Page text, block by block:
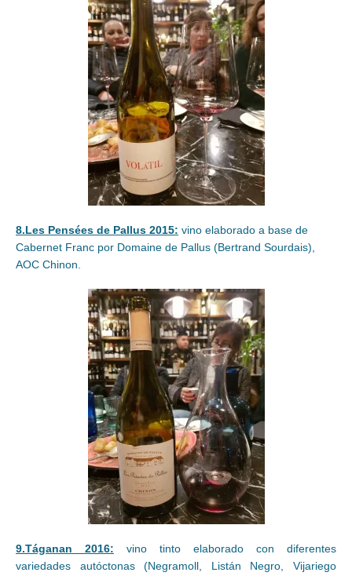
8.Les Pensées de Pallus 2015: vino elaborado a base de
Cabernet Franc por Domaine de Pallus (Bertrand Sourdais),
AOC Chinon.
9.Táganan 2016: vino tinto elaborado con diferentes
variedades autóctonas (Negramoll, Listán Negro, Vijariego